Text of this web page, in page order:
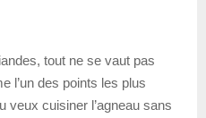
tout ne se vaut pas
l’un des points les plus
veux cuisiner l’agneau sans